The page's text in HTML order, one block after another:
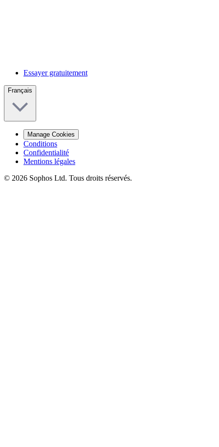
Essayer gratuitement
Français
Manage Cookies
Conditions
Confidentialité
Mentions légales
© 2026 Sophos Ltd. Tous droits réservés.